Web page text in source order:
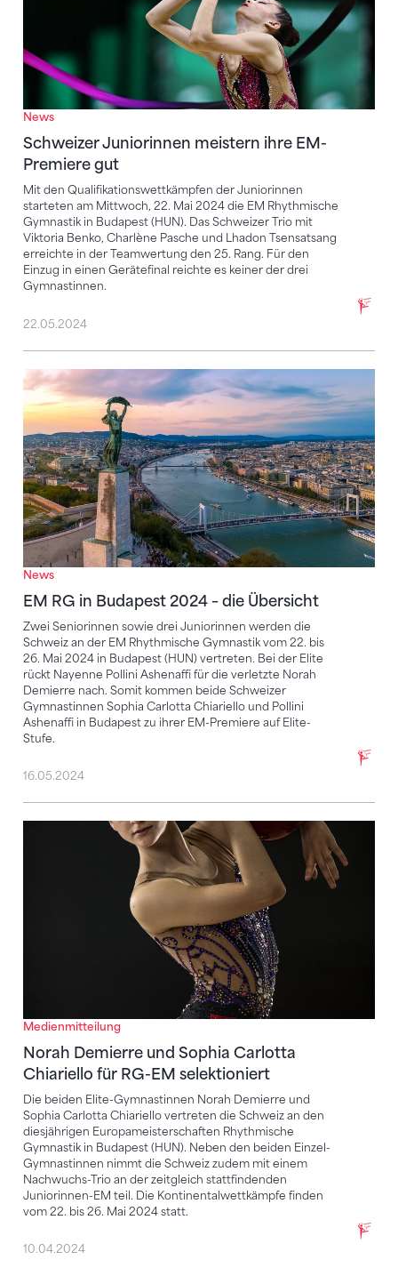
News
Schweizer Juniorinnen meistern ihre EM-
Premiere gut
Mit den Qualifikationswettkämpfen der Juniorinnen
starteten am Mittwoch, 22. Mai 2024 die EM Rhythmische
Gymnastik in Budapest (HUN). Das Schweizer Trio mit
Viktoria Benko, Charlène Pasche und Lhadon Tsensatsang
erreichte in der Teamwertung den 25. Rang. Für den
Einzug in einen Gerätefinal reichte es keiner der drei
Gymnastinnen.
22.05.2024
News
EM RG in Budapest 2024 – die Übersicht
Zwei Seniorinnen sowie drei Juniorinnen werden die
Schweiz an der EM Rhythmische Gymnastik vom 22. bis
26. Mai 2024 in Budapest (HUN) vertreten. Bei der Elite
rückt Nayenne Pollini Ashenaffi für die verletzte Norah
Demierre nach. Somit kommen beide Schweizer
Gymnastinnen Sophia Carlotta Chiariello und Pollini
Ashenaffi in Budapest zu ihrer EM-Premiere auf Elite-
Stufe.
EM RG in Budapest 2024 – die Übersicht
16.05.2024
Medienmitteilung
Norah Demierre und Sophia Carlotta
Chiariello für RG-EM selektioniert
Die beiden Elite-Gymnastinnen Norah Demierre und
Sophia Carlotta Chiariello vertreten die Schweiz an den
diesjährigen Europameisterschaften Rhythmische
Gymnastik in Budapest (HUN). Neben den beiden Einzel-
Gymnastinnen nimmt die Schweiz zudem mit einem
Nachwuchs-Trio an der zeitgleich stattfindenden
Juniorinnen-EM teil. Die Kontinentalwettkämpfe finden
vom 22. bis 26. Mai 2024 statt.
Norah Demierre und Sophia Carlotta Chiariello für
10.04.2024